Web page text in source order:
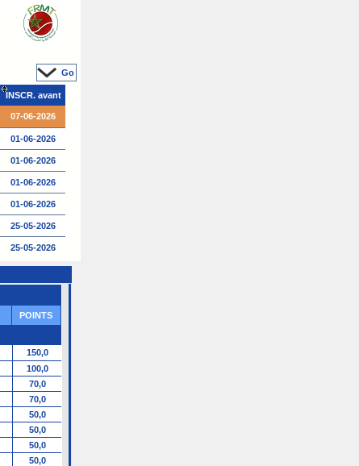
INSCR. avant
07-06-2026
01-06-2026
01-06-2026
01-06-2026
01-06-2026
25-05-2026
25-05-2026
25-05-2026
Go
POINTS
150,0
100,0
70,0
70,0
50,0
50,0
50,0
50,0